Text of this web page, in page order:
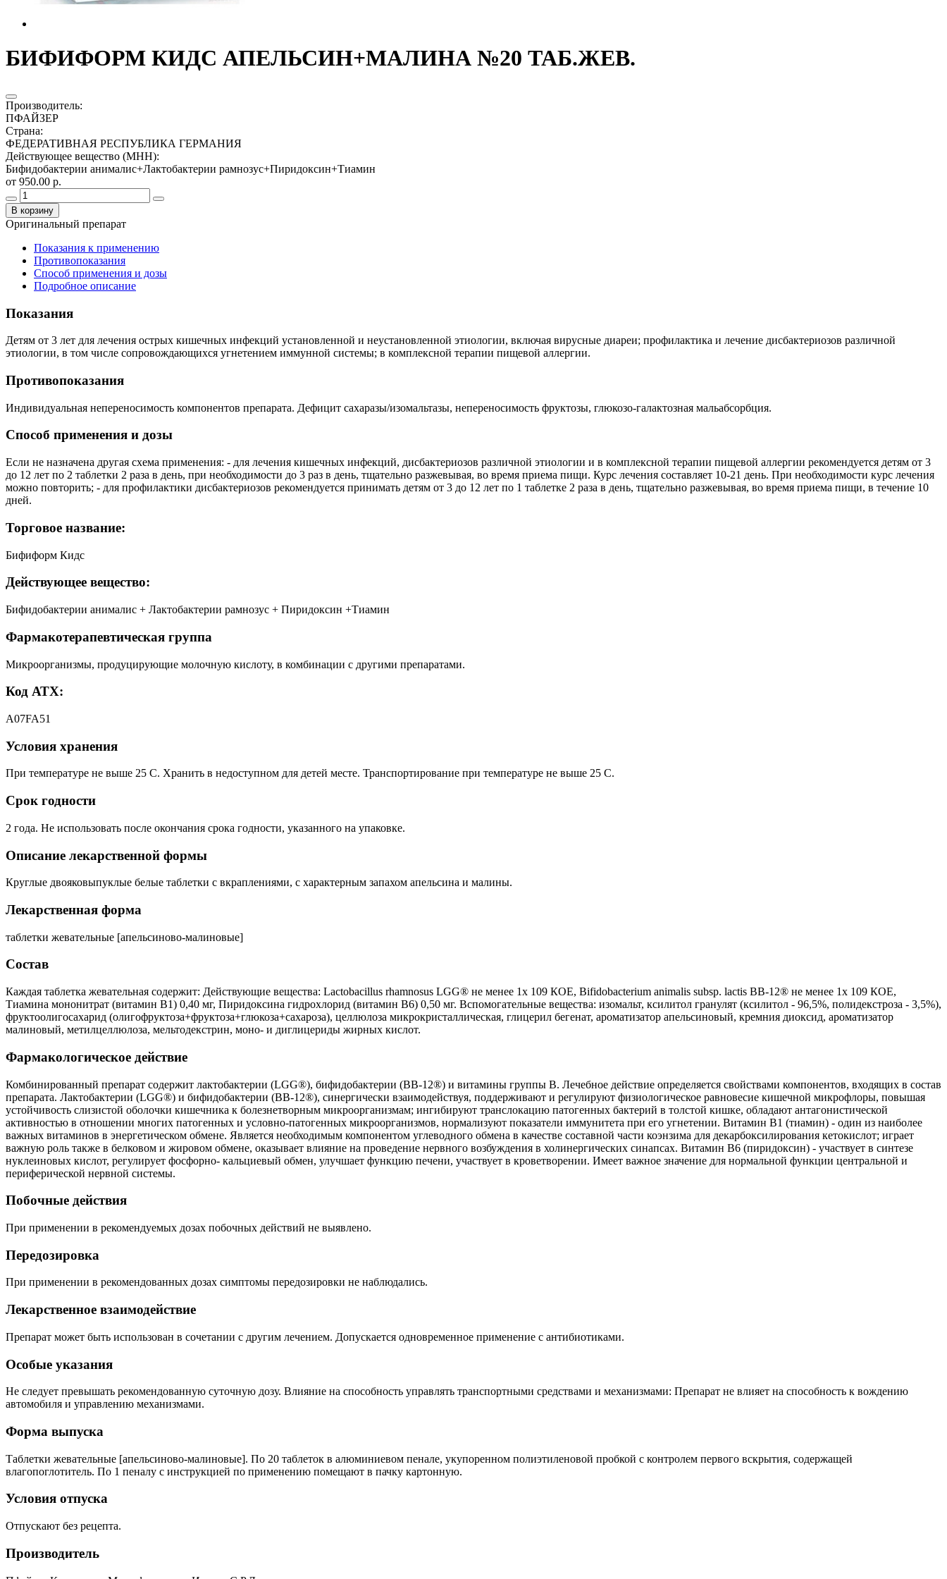
БИФИФОРМ КИДС АПЕЛЬСИН+МАЛИНА №20 ТАБ.ЖЕВ.
Производитель:
ПФАЙЗЕР
Страна:
ФЕДЕРАТИВНАЯ РЕСПУБЛИКА ГЕРМАНИЯ
Действующее вещество (МНН):
Бифидобактерии анималис+Лактобактерии рамнозус+Пиридоксин+Тиамин
от 950.00 р.
В корзину
Оригинальный препарат
Показания к применению
Противопоказания
Способ применения и дозы
Подробное описание
Показания
Детям от 3 лет для лечения острых кишечных инфекций установленной и неустановленной этиологии, включая вирусные диареи; профилактика и лечение дисбактериозов различной
этиологии, в том числе сопровождающихся угнетением иммунной системы; в комплексной терапии пищевой аллергии.
Противопоказания
Индивидуальная непереносимость компонентов препарата. Дефицит сахаразы/изомальтазы, непереносимость фруктозы, глюкозо-галактозная мальабсорбция.
Способ применения и дозы
Если не назначена другая схема применения: - для лечения кишечных инфекций, дисбактериозов различной этиологии и в комплексной терапии пищевой аллергии рекомендуется детям от 3
до 12 лет по 2 таблетки 2 раза в день, при необходимости до 3 раз в день, тщательно разжевывая, во время приема пищи. Курс лечения составляет 10-21 день. При необходимости курс лечения
можно повторить; - для профилактики дисбактериозов рекомендуется принимать детям от 3 до 12 лет по 1 таблетке 2 раза в день, тщательно разжевывая, во время приема пищи, в течение 10
дней.
Торговое название:
Бифиформ Кидс
Действующее вещество:
Бифидобактерии анималис + Лактобактерии рамнозус + Пиридоксин +Тиамин
Фармакотерапевтическая группа
Микроорганизмы, продуцирующие молочную кислоту, в комбинации с другими препаратами.
Код АТХ:
A07FA51
Условия хранения
При температуре не выше 25 C. Хранить в недоступном для детей месте. Транспортирование при температуре не выше 25 C.
Срок годности
2 года. Не использовать после окончания срока годности, указанного на упаковке.
Описание лекарственной формы
Круглые двояковыпуклые белые таблетки с вкраплениями, с характерным запахом апельсина и малины.
Лекарственная форма
таблетки жевательные [апельсиново-малиновые]
Состав
Каждая таблетка жевательная содержит: Действующие вещества: Lactobacillus rhamnosus LGG® не менее 1х 109 КОЕ, Bifidobacterium animalis subsp. lactis BB-12® не менее 1х 109 КОЕ,
Тиамина мононитрат (витамин B1) 0,40 мг, Пиридоксина гидрохлорид (витамин В6) 0,50 мг. Вспомогательные вещества: изомальт, ксилитол гранулят (ксилитол - 96,5%, полидекстроза - 3,5%),
фруктоолигосахарид (олигофруктоза+фруктоза+глюкоза+сахароза), целлюлоза микрокристаллическая, глицерил бегенат, ароматизатор апельсиновый, кремния диоксид, ароматизатор
малиновый, метилцеллюлоза, мельтодекстрин, моно- и диглицериды жирных кислот.
Фармакологическое действие
Комбинированный препарат содержит лактобактерии (LGG®), бифидобактерии (BB-12®) и витамины группы В. Лечебное действие определяется свойствами компонентов, входящих в состав
препарата. Лактобактерии (LGG®) и бифидобактерии (ВВ-12®), синергически взаимодействуя, поддерживают и регулируют физиологическое равновесие кишечной микрофлоры, повышая
устойчивость слизистой оболочки кишечника к болезнетворным микроорганизмам; ингибируют транслокацию патогенных бактерий в толстой кишке, обладают антагонистической
активностью в отношении многих патогенных и условно-патогенных микроорганизмов, нормализуют показатели иммунитета при его угнетении. Витамин В1 (тиамин) - один из наиболее
важных витаминов в энергетическом обмене. Является необходимым компонентом углеводного обмена в качестве составной части коэнзима для декарбоксилирования кетокислот; играет
важную роль также в белковом и жировом обмене, оказывает влияние на проведение нервного возбуждения в холинергических синапсах. Витамин В6 (пиридоксин) - участвует в синтезе
нуклеиновых кислот, регулирует фосфорно- кальциевый обмен, улучшает функцию печени, участвует в кроветворении. Имеет важное значение для нормальной функции центральной и
периферической нервной системы.
Побочные действия
При применении в рекомендуемых дозах побочных действий не выявлено.
Передозировка
При применении в рекомендованных дозах симптомы передозировки не наблюдались.
Лекарственное взаимодействие
Препарат может быть использован в сочетании с другим лечением. Допускается одновременное применение с антибиотиками.
Особые указания
Не следует превышать рекомендованную суточную дозу. Влияние на способность управлять транспортными средствами и механизмами: Препарат не влияет на способность к вождению
автомобиля и управлению механизмами.
Форма выпуска
Таблетки жевательные [апельсиново-малиновые]. По 20 таблеток в алюминиевом пенале, укупоренном полиэтиленовой пробкой с контролем первого вскрытия, содержащей
влагопоглотитель. По 1 пеналу с инструкцией по применению помещают в пачку картонную.
Условия отпуска
Отпускают без рецепта.
Производитель